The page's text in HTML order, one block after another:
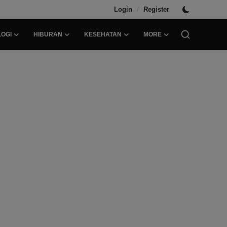
Login / Register
HIBURAN KESEHATAN MORE